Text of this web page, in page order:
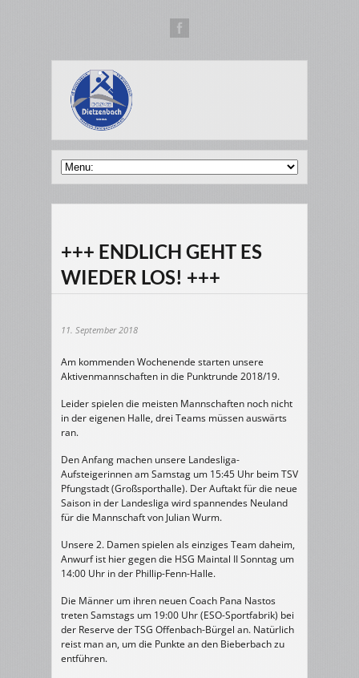
+++ ENDLICH GEHT ES
WIEDER LOS! +++
11. September 2018
Am kommenden Wochenende starten unsere
Aktivenmannschaften in die Punktrunde 2018/19.
Leider spielen die meisten Mannschaften noch nicht
in der eigenen Halle, drei Teams müssen auswärts
ran.
Den Anfang machen unsere Landesliga-
Aufsteigerinnenam Samstag um 15:45 Uhr beim TSV
Pfungstadt (Großsporthalle). Der Auftakt für die neue
Saison in der Landesliga wird spannendes Neuland
für die Mannschaft von Julian Wurm.
Unsere 2. Damen spielen als einziges Team daheim,
Anwurf ist hier gegen die HSG Maintal II Sonntag um
14:00 Uhr in der Phillip-Fenn-Halle.
Die Männer um ihren neuen Coach Pana Nastos
treten Samstags um 19:00 Uhr (ESO-Sportfabrik) bei
der Reserve der TSG Offenbach-Bürgel an. Natürlich
reist man an, um die Punkte an den Bieberbach zu
entführen.